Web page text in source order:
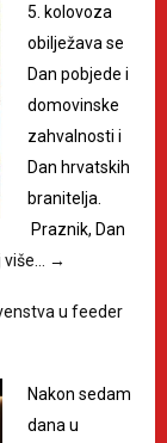
5. kolovoza
obilježava se
Dan pobjede i
domovinske
zahvalnosti i
Dan hrvatskih
branitelja.
Praznik, Dan
→
u feeder
Nakon sedam
dana u